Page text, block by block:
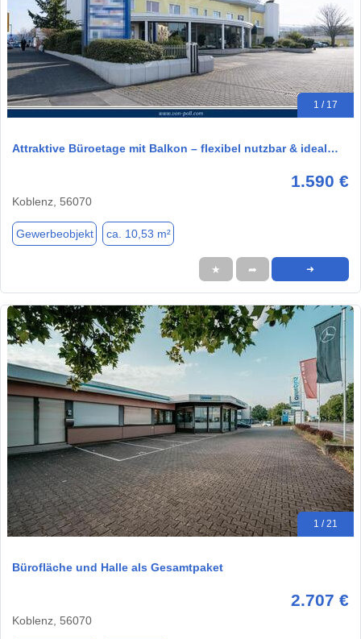
1 / 17
Attraktive Büroetage mit Balkon – flexibel nutzbar & ideal…
1.590 €
Koblenz, 56070
Gewerbeobjekt ca. 10,53 m²
★ ➦ ➜
1 / 21
Bürofläche und Halle als Gesamtpaket
2.707 €
Koblenz, 56070